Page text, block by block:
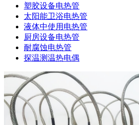
塑胶设备电热管
太阳能卫浴电热管
液体中使用电热管
厨房设备电热管
耐腐蚀电热管
探温测温热电偶